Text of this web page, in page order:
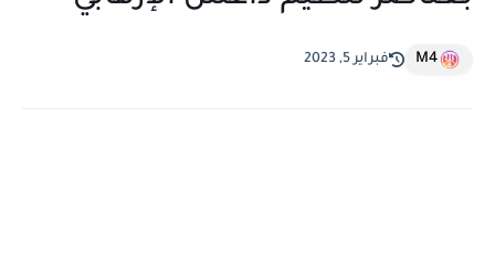
M4 فبراير 5, 2023